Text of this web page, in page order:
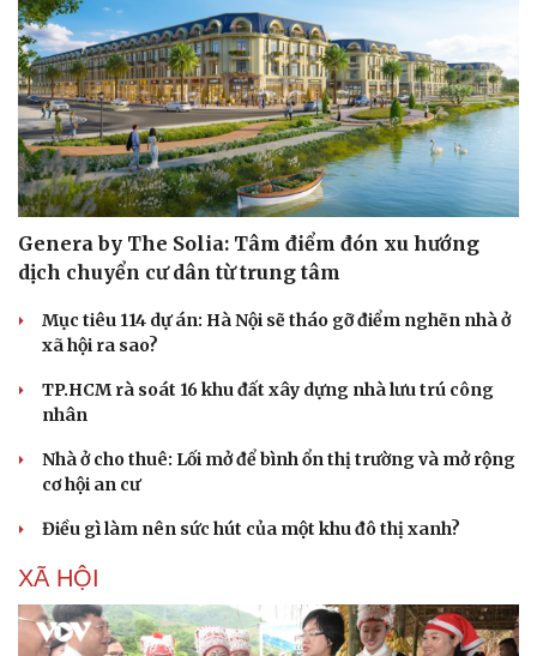
Sức khỏe
Dinh dưỡng - món ngon
Cây thuốc
Sản phụ khoa
Nhi khoa
Đời sống
Tình yêu - Gia đình
Genera by The Solia: Tâm điểm đón xu hướng
dịch chuyển cư dân từ trung tâm
Mục tiêu 114 dự án: Hà Nội sẽ tháo gỡ điểm nghẽn nhà ở
xã hội ra sao?
TP.HCM rà soát 16 khu đất xây dựng nhà lưu trú công
nhân
Nhà ở cho thuê: Lối mở để bình ổn thị trường và mở rộng
cơ hội an cư
Điều gì làm nên sức hút của một khu đô thị xanh?
XÃ HỘI